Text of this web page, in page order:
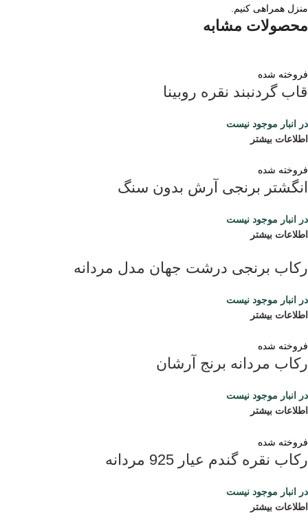
منزل همراهی کنیم.
محصولات مشابه
فروخته شده
قاب گردنبند نقره روبینا
در انبار موجود نیست
اطلاعات بیشتر
فروخته شده
انگشتر برنجی آرش بدون سنگ
در انبار موجود نیست
اطلاعات بیشتر
رکاب برنجی درشت جهان مدل مردانه
در انبار موجود نیست
اطلاعات بیشتر
فروخته شده
رکاب مردانه برنج آرشان
در انبار موجود نیست
اطلاعات بیشتر
فروخته شده
رکاب نقره گندم عیار 925 مردانه
در انبار موجود نیست
اطلاعات بیشتر